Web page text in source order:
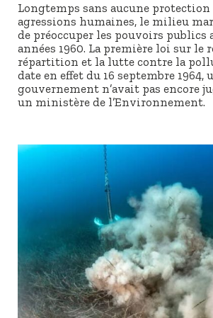
Longtemps sans aucune protection
agressions humaines, le milieu
de préoccuper les pouvoirs publics
années 1960. La première loi sur le
répartition et la lutte contre la
date en effet du 16 septembre 1964,
gouvernement n’avait pas encore
un ministère de l’Environnement.